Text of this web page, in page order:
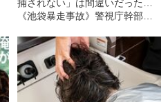
捕されない」は間違いだった…
《池袋暴走事故》警視庁幹部が
も逮捕を見送った理由